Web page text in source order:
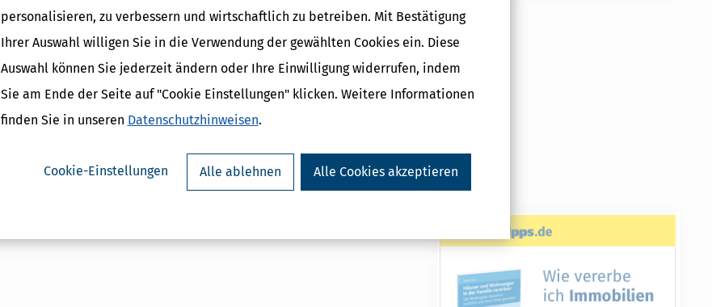
personalisieren, zu verbessern und wirtschaftlich zu betreiben. Mit Bestätigung
Ihrer Auswahl willigen Sie in die Verwendung der gewählten Cookies ein. Diese
Auswahl können Sie jederzeit ändern oder Ihre Einwilligung widerrufen, indem
Sie am Ende der Seite auf "Cookie Einstellungen" klicken. Weitere Informationen
finden Sie in unseren Datenschutzhinweisen.
Cookie-Einstellungen Alle ablehnen Alle Cookies akzeptieren